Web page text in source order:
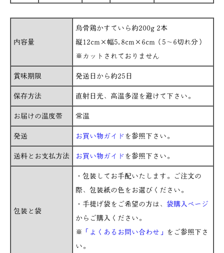
内容量
烏骨鶏かすていら約200g 2本
縦12cm×幅5.8cm×6cm（5～6切れ分）
※カットされておりません
賞味期限 発送日から約25日
保存方法 直射日光、高温多湿を避けて下さい。
お届けの温度帯 常温
発送 お買い物ガイド を参照下さい。
送料とお支払方法 お買い物ガイド を参照下さい。
包装と袋
・包装してお手配いたします。ご注文の
際、包装紙の色をお選びください。
・手提げ袋をご希望の方は、 袋購入ページ
からご購入ください。
※
「よくあるお問い合わせ」
をご参照下さ
い。